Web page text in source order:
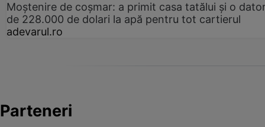
Moștenire de coșmar: a primit casa tatălui și o
de 228.000 de dolari la apă pentru tot cartierul
adevarul.ro
Parteneri